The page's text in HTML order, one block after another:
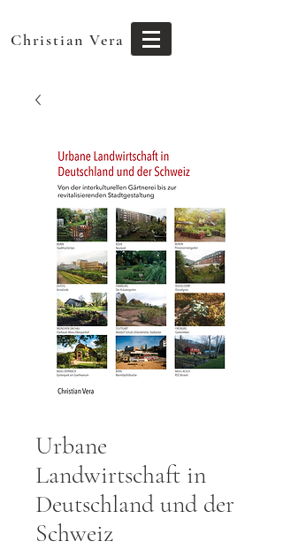
Christian Vera
Urbane
Landwirtschaft in
Deutschland und der
Schweiz